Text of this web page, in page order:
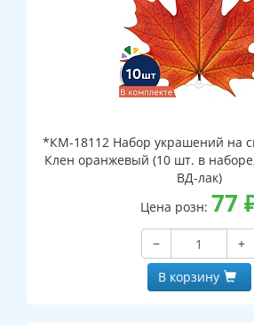
*КМ-18112 Набор украшений на
Клен оранжевый (10 шт. в
ВД-лак)
Цена розн: 77
−
+
В корзину